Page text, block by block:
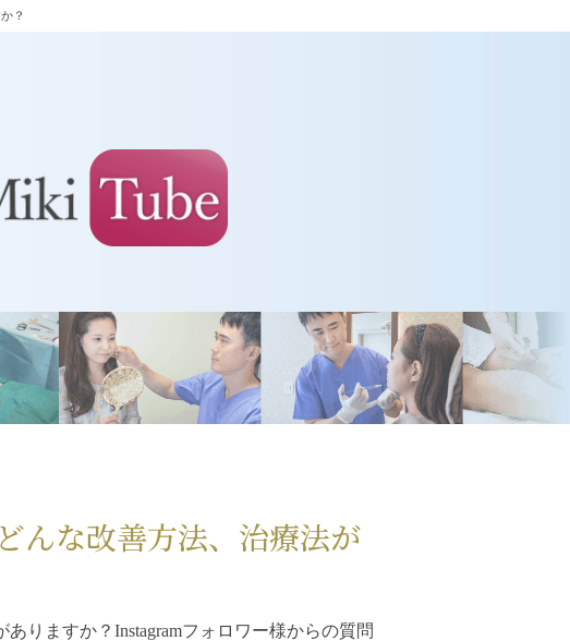
？
んな改善方法、治療法が
りますか？Instagramフォロワー様からの質問